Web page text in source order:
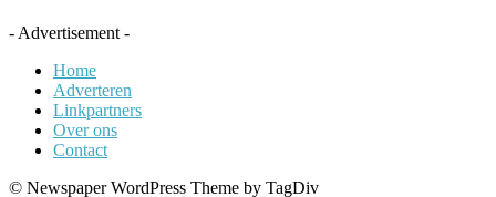
- Advertisement -
Home
Adverteren
Linkpartners
Over ons
Contact
© Newspaper WordPress Theme by TagDiv